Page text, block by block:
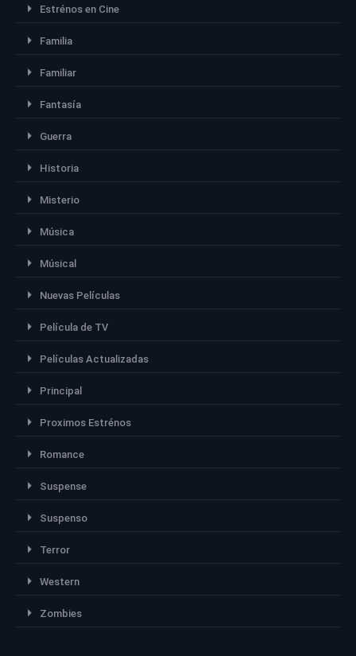
Estrénos en Cine
Familia
Familiar
Fantasía
Guerra
Historia
Misterio
Música
Músical
Nuevas Películas
Película de TV
Películas Actualizadas
Principal
Proximos Estrénos
Romance
Suspense
Suspenso
Terror
Western
Zombies